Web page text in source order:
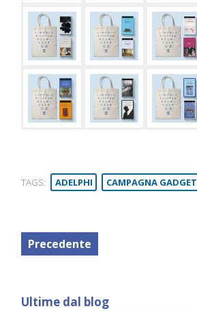
TAGS: ADELPHI CAMPAGNA GADGET
Precedente
Ultime dal blog